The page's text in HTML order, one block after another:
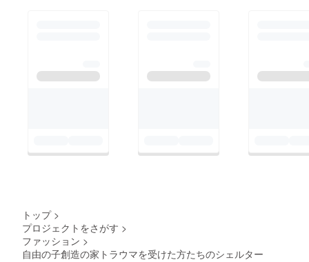
トップ >
プロジェクトをさがす >
ファッション >
自由の子創造の家トラウマを受けた方たちのシェルター